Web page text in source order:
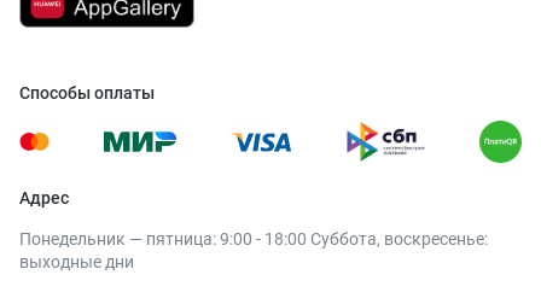
Способы оплаты
Адрес
Понедельник — пятница: 9:00 - 18:00 Суббота, воскресенье:
выходные дни